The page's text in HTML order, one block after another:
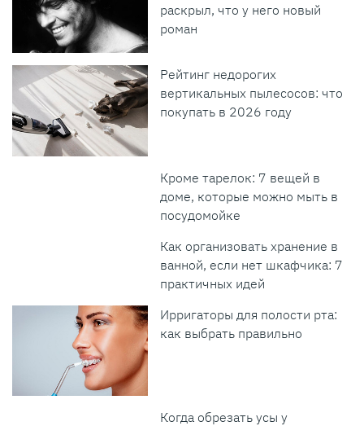
раскрыл, что у него новый
роман
Рейтинг недорогих
вертикальных пылесосов: что
покупать в 2026 году
Кроме тарелок: 7 вещей в
доме, которые можно мыть в
посудомойке
Как организовать хранение в
ванной, если нет шкафчика: 7
практичных идей
Ирригаторы для полости рта:
как выбрать правильно
Когда обрезать усы у